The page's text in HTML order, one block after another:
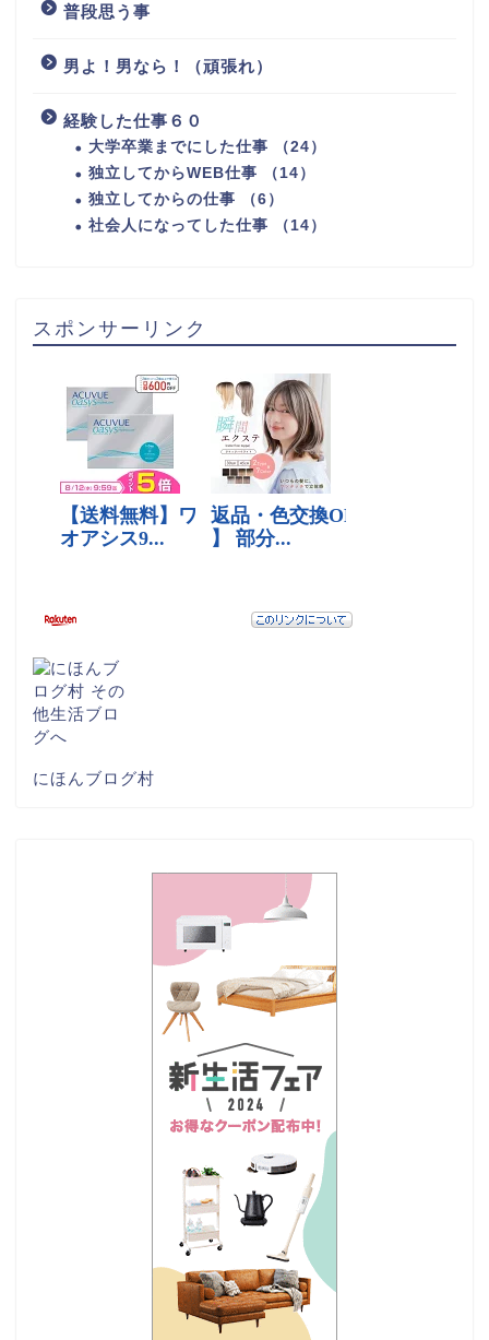
普段思う事
男よ！男なら！（頑張れ）
経験した仕事６０
大学卒業までにした仕事 （24）
独立してからWEB仕事 （14）
独立してからの仕事 （6）
社会人になってした仕事 （14）
スポンサーリンク
にほんブログ村